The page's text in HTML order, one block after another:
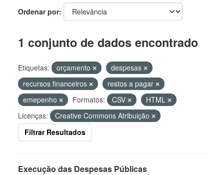
Ordenar por
1 conjunto de dados encontrado
Etiquetas: orçamento
despesas
recursos financeiros
restos a pagar
emepenho
Formatos: CSV
HTML
Licenças:
Creative Commons Atribuição
Filtrar Resultados
Execução das Despesas Públicas